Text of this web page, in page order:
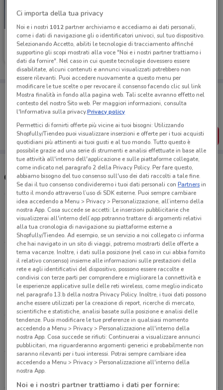
Unieuro
Scade domenica 5.2 km
Porta DoveConviene sempre con te!
Puoi trovare le migliori offerte dei negozi vicino a te,
salvarle e creare la tua lista del risparmio, comodamente
dal tuo cellulare.
SCARICA L’APP
Orari e Negozi Unieuro
Via Beverino - (Uscita 2 Gra), 6 (Via Boccea Angolo
Torrevecchia) Roma
5.2 km
CHIUSO
Piazza dei Cinquecento Roma
5.2 km
Via Tigrè, 108/110 Roma
5.4 km
CHIUSO
Viale Trastevere, 215-227 Roma
6.2 km
CHIUSO
Viale Guglielmo Marconi, 133-133/A Roma
7.4 km
Ci importa della tua privacy
Noi e i nostri 1012partner archiviamo e accediamo ai dati personali,
come i dati di navigazione gli o identificatori univoci, sul tuo dispositivo.
Selezionando Accetto, abiliti le tecnologie di tracciamento affinché
supportino gli scopi mostrati alla voce "Noi e i nostri partner trattiamo i
dati da fornire". Nel caso in cui queste tecnologie dovessero essere
disabilitate, alcuni contenuti e annunci visualizzati potrebbero non
essere rilevanti. Puoi accedere nuovamente a questo menu per
modificare le tue scelte o per revocare il consenso facendo clic sul link
Mostra finalità in fondo alla pagina web. Tali scelte avranno effetto nel
contesto del nostro Sito web. Per maggiori informazioni, consulta
l'Informativa sulla privacy.Privacy policy
Permettici di fornirti offerte più vicine ai tuoi bisogni: Utilizzando
Shopfully/Tiendeo puoi visualizzare inserzioni e offerte per i tuoi acquisti
quotidiani più attinenti ai tuoi gusti e al tuo mondo. Tutto questo è
possibile grazie ad una serie di strumenti e analisi effettuate in base alle
tue attività all'interno dell'applicazione e sulle piattaforme collegate,
come indicato nel paragrafo 2 della Privacy Policy. Per fare questo,
abbiamo bisogno del tuo consenso sull'uso dei dati raccolti a tale fine.
Se dai il tuo consenso condivideremo i tuoi dati personali conPartnersin
tutto il mondo attraverso l’uso di SDK esterne. Puoi sempre cambiare
idea accedendo a Menu > Privacy > Personalizzazione, all’interno della
nostra App. Cosa succede se accetti: Le inserzioni pubblicitarie che
visualizzerai all'interno dell’app potranno trattare di argomenti relativi
alla tua cronologia di navigazione su piattaforme esterne a
Shopfully/Tiendeo. Ad esempio, se un servizio a noi collegato ci informa
che hai navigato in un sito di viaggi, potremo mostrarti delle offerte a
tema vacanze. Inoltre, i dati sulla posizione (nel caso in cui abbia fornito
il relativo consenso) insieme alle informazioni sulle prestazioni della
rete e agli identificativi del dispositivo, possono essere raccolte e
condivisi con terze parti per comprendere e migliorare la connettività e
le esperienze applicative sulle delle reti wireless, come meglio indicato
nel paragrafo 13.b della nostra Privacy Policy. Inoltre, i tuoi dati possono
anche essere utilizzati per la creazione di report, ricerche di mercato,
scientifiche e statistiche, analisi basate sulla posizione e analisi delle
tendenze. Puoi modificare le tue preferenze in qualsiasi momento
accedendo a Menu > Privacy > Personalizzazione all'interno della
nostra App. Cosa succede se rifiuti: Continuerai a visualizzare annunci
pubblicitari, ma riguarderanno argomenti generici e probabilmente non
saranno rilevanti per i tuoi interessi. Potrai sempre cambiare idea
accedendo a Menu > Privacy > Personalizzazione all'interno della
nostra App.
Noi e i nostri partner trattiamo i dati per fornire: